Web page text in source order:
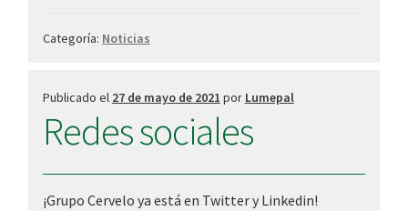
Categoría: Noticias
Publicado el 27 de mayo de 2021 por Lumepal
Redes sociales
¡Grupo Cervelo ya está en Twitter y Linkedin!